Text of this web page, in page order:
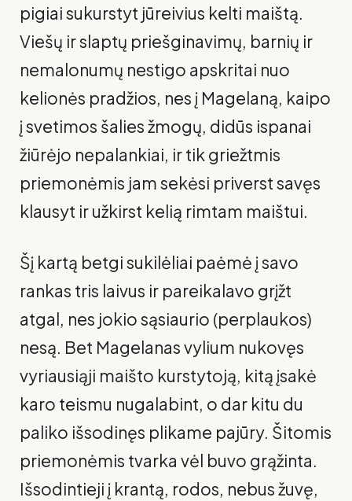
pigiai sukurstyt jūreivius kelti maištą.
Viešų ir slaptų priešginavimų, barnių ir
nemalonu­mų nestigo apskritai nuo
kelionės pradžios, nes į Magelaną, kaipo
į svetimos šalies žmogų, didūs ispanai
žiūrėjo nepalankiai, ir tik griežtmis
priemonėmis jam sekėsi priverst savęs
klausyt ir užkirst kelią rimtam maištui.
Šį kartą betgi sukilėliai paėmė į savo
rankas tris laivus ir pareikalavo grįžt
atgal, nes jokio sąsiaurio (perplaukos)
nesą. Bet Magelanas vy­lium nukovęs
vyriausiąji maišto kurstytoją, kitą įsakė
karo teismu nugalabint, o dar kitu du
paliko išsodinęs plikame pajūry. Šitomis
priemonėmis tvarka vėl buvo grąžinta.
Išsodintieji į krantą, rodos, nebus žuvę,